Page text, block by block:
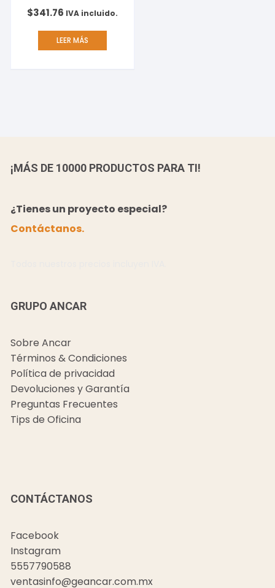
$341.76 IVA incluido.
LEER MÁS
¡MÁS DE 10000 PRODUCTOS PARA TI!
¿Tienes un proyecto especial?
Contáctanos.
GRUPO ANCAR
Sobre Ancar
Términos & Condiciones
Política de privacidad
Devoluciones y Garantía
Preguntas Frecuentes
Tips de Oficina
CONTÁCTANOS
Facebook
Instagram
5557790588
ventasinfo@geancar.com.mx